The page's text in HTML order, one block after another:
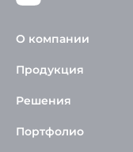
О компании
Продукция
Решения
Портфолио